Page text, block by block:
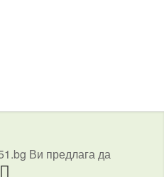
Ви предлага да